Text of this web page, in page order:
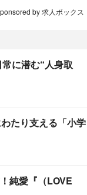
by 求人ボックス
に潜む“人身取
たり支える「小学
純愛『（LOVE